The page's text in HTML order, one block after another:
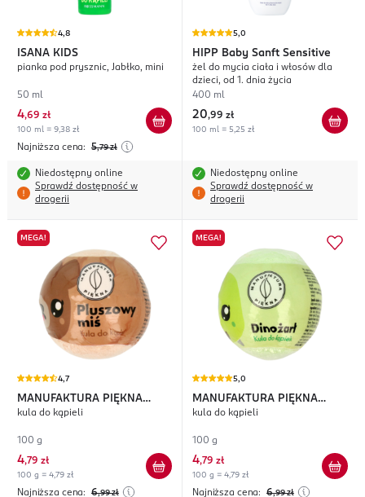
4,8
ISANA KIDS
pianka pod prysznic, Jabłko, mini
50 ml
4,69 zł
100 ml = 9,38 zł
Najniższa cena: 5,79 zł
Niedostępny online
Sprawdź dostępność w
drogerii
5,0
HIPP Baby Sanft Sensitive
żel do mycia ciała i włosów dla
dzieci, od 1. dnia życia
400 ml
20,99 zł
100 ml = 5,25 zł
Niedostępny online
Sprawdź dostępność w
drogerii
MEGA!
4,7
MANUFAKTURA PIĘKNA
Pluszowy Miś
kula do kąpieli
100 g
4,79 zł
100 g = 4,79 zł
Najniższa cena: 6,99 zł
MEGA!
5,0
MANUFAKTURA PIĘKNA
Dinożarł
kula do kąpieli
100 g
4,79 zł
100 g = 4,79 zł
Najniższa cena: 6,99 zł